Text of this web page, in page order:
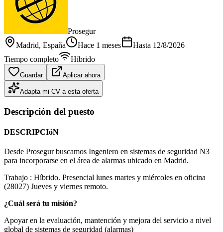
Prosegur
Madrid, España Hace 1 meses Hasta 12/8/2026
Tiempo completo
Híbrido
Guardar Aplicar ahora
Adapta mi CV a esta oferta
Descripción del puesto
DESCRIPCIóN
Desde Prosegur buscamos Ingeniero en sistemas de seguridad N3
para incorporarse en el área de alarmas ubicado en Madrid.
Trabajo : Híbrido. Presencial lunes martes y miércoles en oficina
(28027) Jueves y viernes remoto.
¿Cuál será tu misión?
Apoyar en la evaluación, mantención y mejora del servicio a nivel
global de sistemas de seguridad (alarmas)